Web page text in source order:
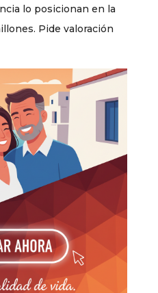
lo posicionan en la
Pide valoración